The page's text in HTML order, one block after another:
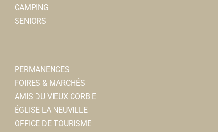
CAMPING
SENIORS
PERMANENCES
FOIRES & MARCHÉS
AMIS DU VIEUX CORBIE
ÉGLISE LA NEUVILLE
OFFICE DE TOURISME